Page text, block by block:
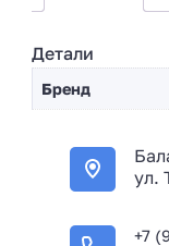
Детали
Бренд
ул.
+7